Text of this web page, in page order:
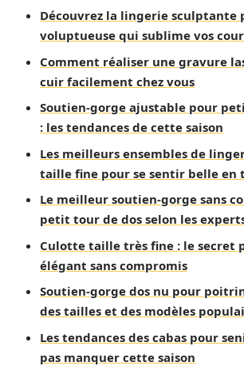
Découvrez la lingerie sculptante
voluptueuse qui sublime vos
Comment réaliser une gravure
cuir facilement chez vous
Soutien-gorge ajustable pour
: les tendances de cette saison
Les meilleurs ensembles de
taille fine pour se sentir belle en
Le meilleur soutien-gorge sans
petit tour de dos selon les
Culotte taille très fine : le secret
élégant sans compromis
Soutien-gorge dos nu pour
des tailles et des modèles
Les tendances des cabas pour
pas manquer cette saison